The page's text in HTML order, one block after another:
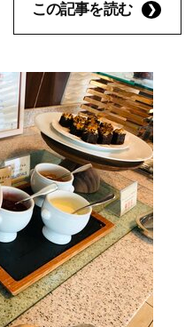
この記事を読む